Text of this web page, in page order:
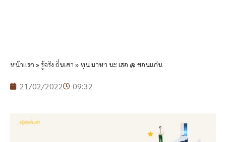
หน้าแรก »รู้จริง ถิ่นเฮา » ทุน มาหา นะ เธอ @ ขอนแก่น
21/02/2022 09:32